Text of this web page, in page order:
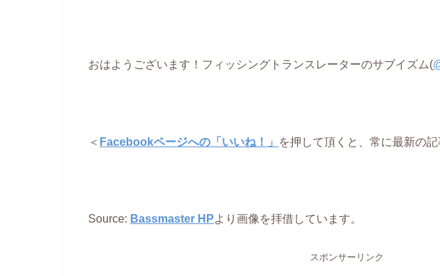
おはようございます！フィッシングトランスレーターのサブイズム(
＜ Facebookページへの「いいね！」 を押して頂くと、常に最新の
Source: Bassmaster HPより画像を拝借しています。
スポンサーリンク